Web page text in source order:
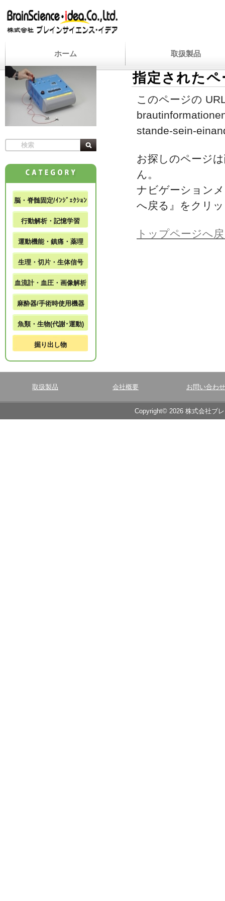
ホーム 取扱製品
指定された
このページの
stande-sein-
お探しのページ
ん。
ナビゲーション
へ戻る』をクリ
トップページへ
脳・脊髄固定/ｲﾝｼﾞｪｸｼｮﾝ
行動解析・記憶学習
運動機能・鎮痛・薬理
生理・切片・生体信号
血流計・血圧・画像解析
麻酔器/手術時使用機器
魚類・生物(代謝･運動)
掘り出し物
取扱製品 会社概要 お問い合わせ
Copyright© 2026 株式会社ブ